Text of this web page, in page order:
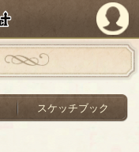
PandoraPartyProject
スケッチブック